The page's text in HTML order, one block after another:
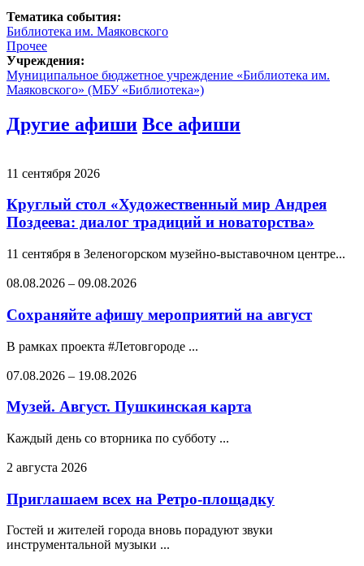
Тематика события:
Библиотека им. Маяковского
Прочее
Учреждения:
Муниципальное бюджетное учреждение «Библиотека им.
Маяковского» (МБУ «Библиотека»)
Другие афиши Все афиши
11 сентября 2026
Круглый стол «Художественный мир Андрея
Поздеева: диалог традиций и новаторства»
11 сентября в Зеленогорском музейно-выставочном центре...
08.08.2026 – 09.08.2026
Сохраняйте афишу мероприятий на август
В рамках проекта #Летовгороде ...
07.08.2026 – 19.08.2026
Музей. Август. Пушкинская карта
Каждый день со вторника по субботу ...
2 августа 2026
Приглашаем всех на Ретро-площадку
Гостей и жителей города вновь порадуют звуки
инструментальной музыки ...